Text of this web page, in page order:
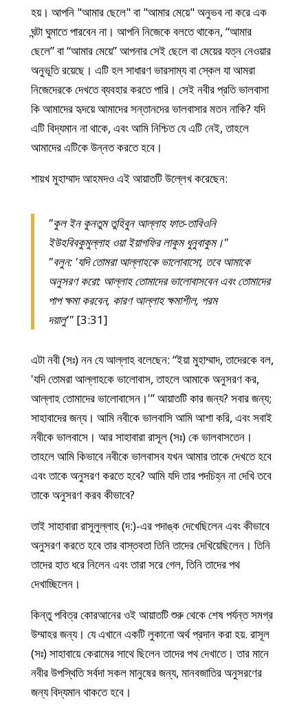
হয়। আপনি "আমার ছেলে" বা "আমার মেয়ে" অনুভব না করে এক
ঘন্টা ঘুমাতে পারবেন না। আপনি নিজেকে বলতে থাকেন, “আমার
ছেলে” বা “আমার মেয়ে” আপনার সেই ছেলে বা মেয়ের যত্ন নেওয়ার
অনুভূতি রয়েছে। এটি হল সাধারণ ভারসাম্য বা স্কেল যা আমরা
নিজেদেরকে দেখতে ব্যবহার করতে পারি। সেই নবীর প্রতি ভালবাসা
কি আমাদের হৃদয়ে আমাদের সন্তানদের ভালবাসার মতন নাকি? যদি
এটি বিদ্যমান না থাকে, এবং আমি নিশ্চিত যে এটি নেই, তাহলে
আমাদের এটিকে উন্নত করতে হবে।
শায়খ মুহাম্মাদ আহমদও এই আয়াতটি উল্লেখ করেছেন:
"কুল ইন কুনতুম তুহিবুন আল্লাহ ফাত-তাবিওনি
ইউহবিবকুমুল্লাহ ওয়া ইয়াগফির লাকুম ধুনুবাকুম।"
"বলুন: 'যদি তোমরা আল্লাহকে ভালোবাসো, তবে আমাকে
অনুসরণ করো: আল্লাহ তোমাদের ভালোবাসবেন এবং তোমাদের
পাপ ক্ষমা করবেন, কারণ আল্লাহ ক্ষমাশীল, পরম
দয়ালু'" [3:31]
এটা নবী (সঃ) নন যে আল্লাহ বলেছেন: “ইয়া মুহাম্মাদ, তাদেরকে বল,
'যদি তোমরা আল্লাহকে ভালোবাস, তাহলে আমাকে অনুসরণ কর,
আল্লাহ তোমাদের ভালোবাসেন।'” আয়াতটি কার জন্য? সবার জন্য;
সাহাবাদের জন্য। আমি নবীকে ভালবাসি আমি আশা করি, এবং সবাই
নবীকে ভালবাসে। আর সাহাবারা রাসূল (সঃ) কে ভালবাসতেন।
তাহলে আমি কিভাবে নবীকে ভালবাসব যখন আমার তাকে দেখতে হবে
এবং তাকে অনুসরণ করতে হবে? আমি যদি তার পদচিহ্ন না দেখি তবে
তাকে অনুসরণ করব কীভাবে?
তাই সাহাবারা রাসূলুল্লাহ (দ:)-এর পদাঙ্ক দেখেছিলেন এবং কীভাবে
অনুসরণ করতে হবে তার বাস্তবতা তিনি তাদের দেখিয়েছিলেন। তিনি
তাদের হাত ধরে নিলেন এবং তারা সরে গেল, তিনি তাদের পথ
দেখাচ্ছিলেন।
কিন্তু পবিত্র কোরআনের ওই আয়াতটি শুরু থেকে শেষ পর্যন্ত সমগ্র
উম্মাহর জন্য। যে এখানে একটি লুকানো অর্থ প্রদান করা হয়. রাসূল
(সঃ) সাহাবায়ে কেরামের সাথে ছিলেন তাদের পথ দেখাতে। তার মানে
নবীর উপস্থিতি সর্বদা সকল মানুষের জন্য, মানবজাতির অনুসরণের
জন্য বিদ্যমান থাকতে হবে।